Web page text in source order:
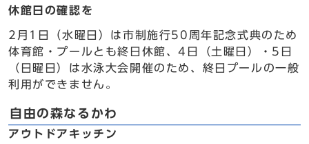
休館日の確認を
2月1日（水曜日）は市制施行50周年記念式典のため
体育館・プールとも終日休館、4日（土曜日）・5日
（日曜日）は水泳大会開催のため、終日プールの一般
利用ができません。
自由の森なるかわ
アウトドアキッチン